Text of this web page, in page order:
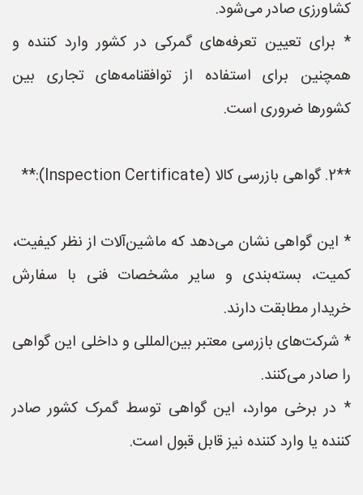
کشاورزی صادر می‌شود.
* برای تعیین تعرفه‌های گمرکی در کشور وارد کننده و
همچنین برای استفاده از توافقنامه‌های تجاری بین
کشورها ضروری است.
**2. گواهی بازرسی کالا (Inspection Certificate):**
* این گواهی نشان می‌دهد که ماشین‌آلات از نظر کیفیت،
کمیت، بسته‌بندی و سایر مشخصات فنی با سفارش
خریدار مطابقت دارند.
* شرکت‌های بازرسی معتبر بین‌المللی و داخلی این گواهی
را صادر می‌کنند.
* در برخی موارد، این گواهی توسط گمرک کشور صادر
کننده یا وارد کننده نیز قابل قبول است.